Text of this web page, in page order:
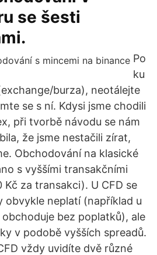
se šesti
Po
ku
burza), neotálejte
se s ní. Kdysi jsme chodili
při tvorbě návodu se nám
že jsme nestačili zírat,
Obchodování na klasické
s vyššími transakčními
za transakci). U CFD se
obvykle neplatí (například u
bez poplatků), ale
v podobě vyšších spreadů.
vždy uvidíte dvě různé